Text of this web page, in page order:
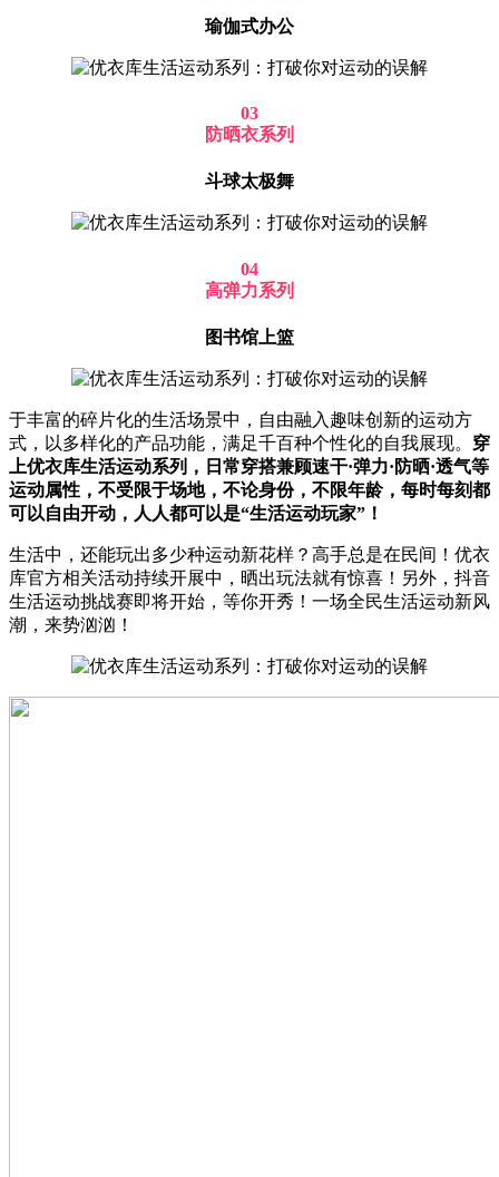
瑜伽式办公
03
防晒衣系列
斗球太极舞
04
高弹力系列
图书馆上篮
于丰富的碎片化的生活场景中，自由融入趣味创新的运动方
式，以多样化的产品功能，满足千百种个性化的自我展现。 穿
上优衣库生活运动系列，日常穿搭兼顾速干·弹力·防晒·透气等
运动属性，不受限于场地，不论身份，不限年龄，每时每刻都
可以自由开动，人人都可以是“生活运动玩家”！
生活中，还能玩出多少种运动新花样？高手总是在民间！优衣
库官方相关活动持续开展中，晒出玩法就有惊喜！另外，抖音
生活运动挑战赛即将开始，等你开秀！一场全民生活运动新风
潮，来势汹汹！